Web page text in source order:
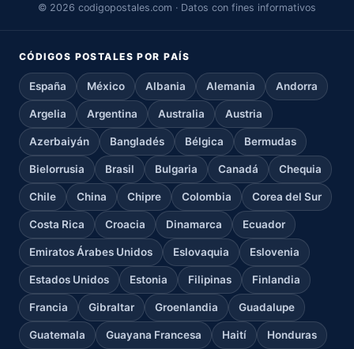
© 2026 codigopostales.com · Datos con fines informativos
CÓDIGOS POSTALES POR PAÍS
España México Albania Alemania Andorra
Argelia Argentina Australia Austria
Azerbaiyán Bangladés Bélgica Bermudas
Bielorrusia Brasil Bulgaria Canadá Chequia
Chile China Chipre Colombia Corea del Sur
Costa Rica Croacia Dinamarca Ecuador
Emiratos Árabes Unidos Eslovaquia Eslovenia
Estados Unidos Estonia Filipinas Finlandia
Francia Gibraltar Groenlandia Guadalupe
Guatemala Guayana Francesa Haití Honduras